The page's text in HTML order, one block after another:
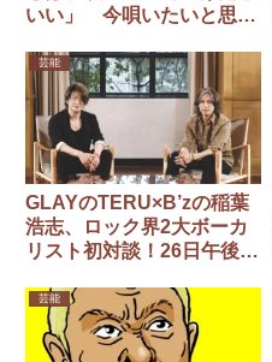
いい」 今唄いたいと思う
芸能
GLAYのTERU×B’zの稲葉
浩志、ロック界2大ボーカ
リスト初対談！26日午後9
芸能